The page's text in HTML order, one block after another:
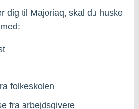
dig til Majoriaq, skal du huske
folkeskolen
fra arbejdsgivere